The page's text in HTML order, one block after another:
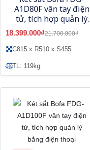
A1D80F vân tay điện
tử, tích hợp quản lý
bằng điện thoại
18.399.000₫21.700.000₫
C815 x R510 x S455
TL: 119kg